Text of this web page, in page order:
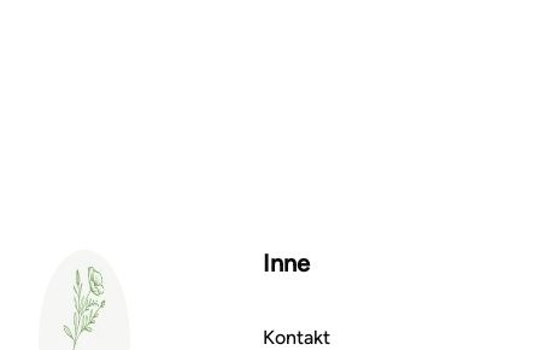
Inne
Kontakt